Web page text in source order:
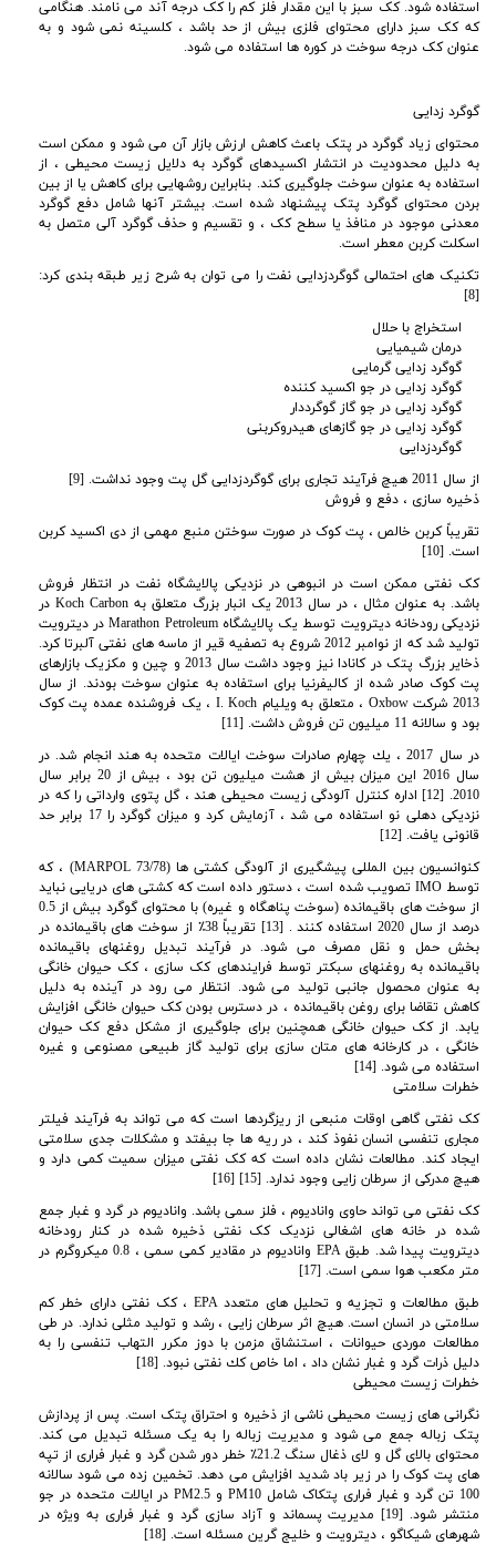
استفاده شود. کک سبز با این مقدار فلز کم را کک درجه آند می نامند. هنگامی
که کک سبز دارای محتوای فلزی بیش از حد باشد ، کلسینه نمی شود و به
عنوان کک درجه سوخت در کوره ها استفاده می شود.
گوگرد زدایی
محتوای زیاد گوگرد در پتک باعث کاهش ارزش بازار آن می شود و ممکن است
به دلیل محدودیت در انتشار اکسیدهای گوگرد به دلایل زیست محیطی ، از
استفاده به عنوان سوخت جلوگیری کند. بنابراین روشهایی برای کاهش یا از بین
بردن محتوای گوگرد پتک پیشنهاد شده است. بیشتر آنها شامل دفع گوگرد
معدنی موجود در منافذ یا سطح کک ، و تقسیم و حذف گوگرد آلی متصل به
اسکلت کربن معطر است.
تکنیک های احتمالی گوگردزدایی نفت را می توان به شرح زیر طبقه بندی کرد:
[8]
استخراج با حلال
درمان شیمیایی
گوگرد زدایی گرمایی
گوگرد زدایی در جو اکسید کننده
گوگرد زدایی در جو گاز گوگرددار
گوگرد زدایی در جو گازهای هیدروکربنی
گوگردزدایی
از سال 2011 هیچ فرآیند تجاری برای گوگردزدایی گل پت وجود نداشت
. [9]
ذخیره سازی ، دفع و فروش
تقریباً کربن خالص ، پت کوک در صورت سوختن منبع مهمی از دی اکسید کربن
است. [10]
کک نفتی ممکن است در انبوهی در نزدیکی پالایشگاه نفت در انتظار فروش
باشد. به عنوان مثال ، در سال 2013 یک انبار بزرگ متعلق به
Koch Carbon در
نزدیکی رودخانه دیترویت توسط یک پالایشگاه Marathon Petroleum در دیترویت
تولید شد که از نوامبر 2012 شروع به تصفیه قیر از ماسه های نفتی آلبرتا کرد.
ذخایر بزرگ پتک در کانادا نیز وجود داشت سال 2013 و چین و مکزیک بازارهای
پت کوک صادر شده از کالیفرنیا برای استفاده به عنوان سوخت بودند. از سال
2013 شرکت Oxbow ، متعلق به ویلیام I. Koch ، یک فروشنده عمده پت کوک
بود و سالانه 11 میلیون تن فروش داشت. [11]
در سال 2017 ، یك چهارم صادرات سوخت ایالات متحده به هند انجام شد. در
سال 2016 این میزان بیش از هشت میلیون تن بود ، بیش از 20 برابر سال
2010. [12] اداره کنترل آلودگی زیست محیطی هند ، گل پتوی وارداتی را که در
نزدیکی دهلی نو استفاده می شد ، آزمایش کرد و میزان گوگرد را 17 برابر حد
قانونی یافت. [12]
کنوانسیون بین المللی پیشگیری از آلودگی کشتی ها
(MARPOL 73/78) ، که
توسط IMO تصویب شده است ، دستور داده است که کشتی های دریایی نباید
از سوخت های باقیمانده (سوخت پناهگاه و غیره) با محتوای گوگرد بیش از 0.5
درصد از سال 2020 استفاده کنند . [13] تقریباً 38٪ از سوخت های باقیمانده در
بخش حمل و نقل مصرف می شود. در فرآیند تبدیل روغنهای باقیمانده
باقیمانده به روغنهای سبکتر توسط فرایندهای کک سازی ، کک حیوان خانگی
به عنوان محصول جانبی تولید می شود. انتظار می رود در آینده به دلیل
کاهش تقاضا برای روغن باقیمانده ، در دسترس بودن کک حیوان خانگی افزایش
یابد. از کک حیوان خانگی همچنین برای جلوگیری از مشکل دفع کک حیوان
خانگی ، در کارخانه های متان سازی برای تولید گاز طبیعی مصنوعی و غیره
استفاده می شود. [14]
خطرات سلامتی
کک نفتی گاهی اوقات منبعی از ریزگردها است که می تواند به فرآیند فیلتر
مجاری تنفسی انسان نفوذ کند ، در ریه ها جا بیفتد و مشکلات جدی سلامتی
ایجاد کند. مطالعات نشان داده است که کک نفتی میزان سمیت کمی دارد و
هیچ مدرکی از سرطان زایی وجود ندارد. [15
] [16]
کک نفتی می تواند حاوی وانادیوم ، فلز سمی باشد. وانادیوم در گرد و غبار جمع
شده در خانه های اشغالی نزدیک کک نفتی ذخیره شده در کنار رودخانه
دیترویت پیدا شد. طبق
EPA وانادیوم در مقادیر کمی سمی ، 0.8 میکروگرم در
متر مکعب هوا سمی است. [17]
طبق مطالعات و تجزیه و تحلیل های متعدد
EPA ، کک نفتی دارای خطر کم
سلامتی در انسان است. هیچ اثر سرطان زایی ، رشد و تولید مثلی ندارد. در طی
مطالعات موردی حیوانات ، استنشاق مزمن با دوز مكرر التهاب تنفسی را به
دلیل ذرات گرد و غبار نشان داد ، اما خاص كك نفتی نبود. [18]
خطرات زیست محیطی
نگرانی های زیست محیطی ناشی از ذخیره و احتراق پتک است. پس از پردازش
پتک زباله جمع می شود و مدیریت زباله را به یک مسئله تبدیل می کند.
محتوای بالای گل و لای ذغال سنگ 21.2٪ خطر دور شدن گرد و غبار فراری از تپه
های پت کوک را در زیر باد شدید افزایش می دهد. تخمین زده می شود سالانه
100 تن گرد و غبار فراری پتکاک شامل
PM10 و PM2.5 در ایالات متحده در جو
منتشر شود. [19] مدیریت پسماند و آزاد سازی گرد و غبار فراری به ویژه در
شهرهای شیکاگو ، دیترویت و خلیج گرین مسئله است. [18]